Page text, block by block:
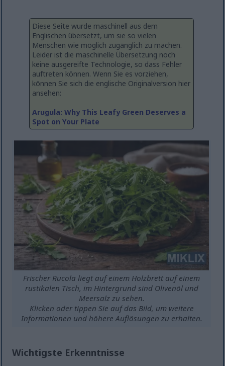
Diese Seite wurde maschinell aus dem
Englischen übersetzt, um sie so vielen
Menschen wie möglich zugänglich zu machen.
Leider ist die maschinelle Übersetzung noch
keine ausgereifte Technologie, so dass Fehler
auftreten können. Wenn Sie es vorziehen,
können Sie sich die englische Originalversion hier
ansehen:
Arugula: Why This Leafy Green Deserves a
Spot on Your Plate
Frischer Rucola liegt auf einem Holzbrett auf einem
rustikalen Tisch, im Hintergrund sind Olivenöl und
Meersalz zu sehen.
Klicken oder tippen Sie auf das Bild, um weitere
Informationen und höhere Auflösungen zu erhalten.
Wichtigste Erkenntnisse